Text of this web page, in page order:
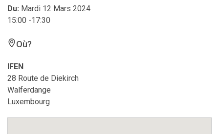
Du: Mardi 12 Mars 2024
15:00 -17:30
Où?
IFEN
28 Route de Diekirch
Walferdange
Luxembourg